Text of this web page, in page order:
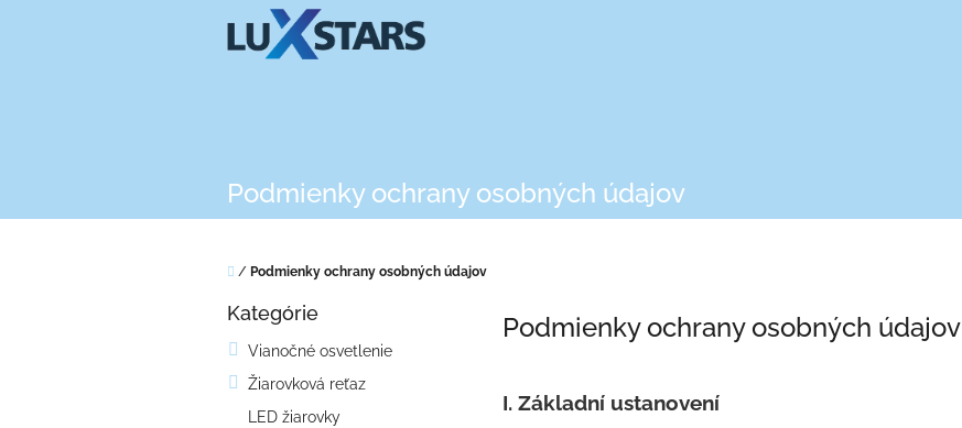
Podmienky ochrany osobných údajov
Domov
/ Podmienky ochrany osobných údajov
Preskočiť
Kategórie
Vianočné osvetlenie
Žiarovková reťaz
LED žiarovky
Podmienky ochrany osobných údajov
I. Základní ustanovení